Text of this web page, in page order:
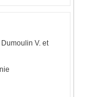
V. et